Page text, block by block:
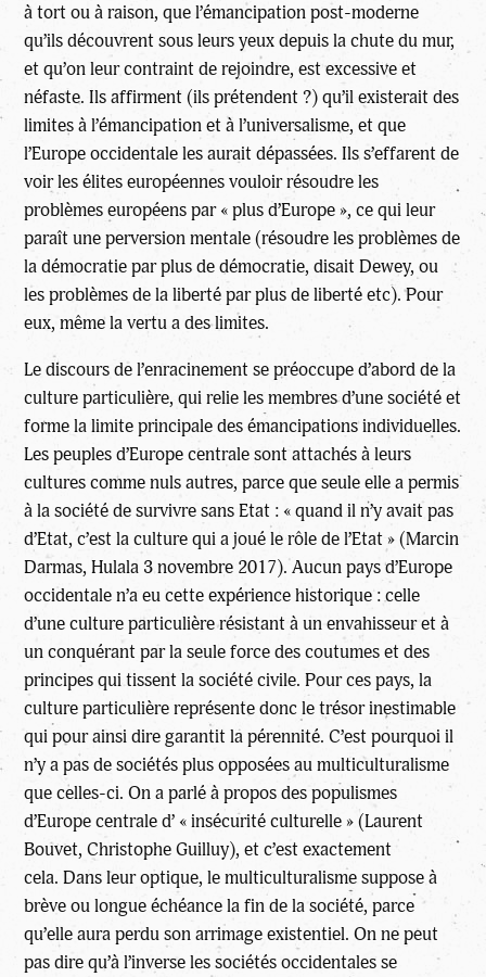
à tort ou à raison, que l’émancipation post-moderne
qu’ils découvrent sous leurs yeux depuis la chute du mur,
et qu’on leur contraint de rejoindre, est excessive et
néfaste. Ils affirment (ils prétendent ?) qu’il existerait des
limites à l’émancipation et à l’universalisme, et que
l’Europe occidentale les aurait dépassées. Ils s’effarent de
voir les élites européennes vouloir résoudre les
problèmes européens par « plus d’Europe », ce qui leur
paraît une perversion mentale (résoudre les problèmes de
la démocratie par plus de démocratie, disait Dewey, ou
les problèmes de la liberté par plus de liberté etc). Pour
eux, même la vertu a des limites.
Le discours de l’enracinement se préoccupe d’abord de la
culture particulière, qui relie les membres d’une société et
forme la limite principale des émancipations individuelles.
Les peuples d’Europe centrale sont attachés à leurs
cultures comme nuls autres, parce que seule elle a permis
à la société de survivre sans Etat : « quand il n’y avait pas
d’Etat, c’est la culture qui a joué le rôle de l’Etat » (Marcin
Darmas, Hulala 3 novembre 2017). Aucun pays d’Europe
occidentale n’a eu cette expérience historique : celle
d’une culture particulière résistant à un envahisseur et à
un conquérant par la seule force des coutumes et des
principes qui tissent la société civile. Pour ces pays, la
culture particulière représente donc le trésor inestimable
qui pour ainsi dire garantit la pérennité. C’est pourquoi il
n’y a pas de sociétés plus opposées au multiculturalisme
que celles-ci. On a parlé à propos des populismes
d’Europe centrale d’ « insécurité culturelle » (Laurent
Bouvet, Christophe Guilluy), et c’est exactement
cela. Dans leur optique, le multiculturalisme suppose à
brève ou longue échéance la fin de la société, parce
qu’elle aura perdu son arrimage existentiel. On ne peut
pas dire qu’à l’inverse les sociétés occidentales se